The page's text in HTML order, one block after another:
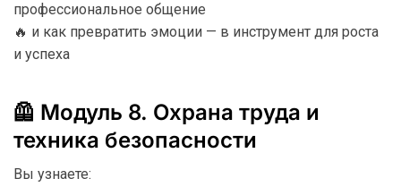
профессиональное общение
🔥 и как превратить эмоции — в инструмент для роста
и успеха
🦺 Модуль 8. Охрана труда и
техника безопасности
Вы узнаете: